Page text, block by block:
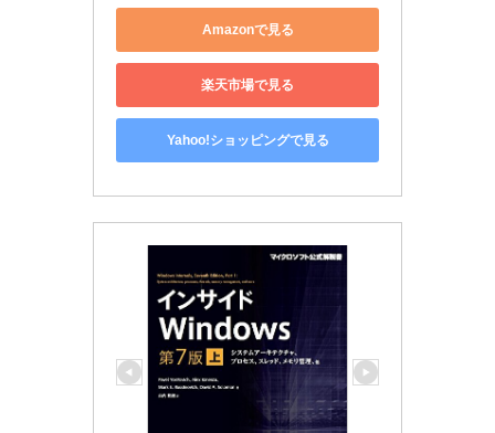
Amazonで見る
楽天市場で見る
Yahoo!ショッピングで見る